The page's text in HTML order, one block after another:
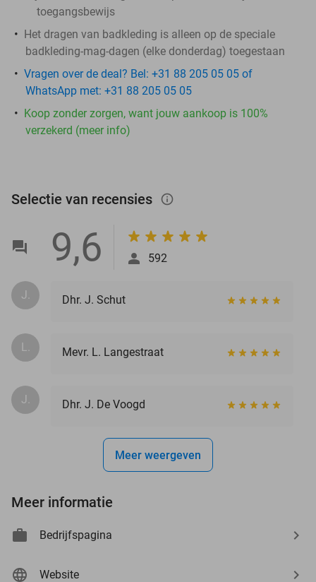
toegangsbewijs
Het dragen van badkleding is alleen op de speciale
badkleding-mag-dagen (elke donderdag) toegestaan
Vragen over de deal? Bel: +31 88 205 05 05 of
WhatsApp met: +31 88 205 05 05
Koop zonder zorgen, want jouw aankoop is 100%
verzekerd (meer info)
Selectie van recensies info_outlined
9,6 592
J. Dhr. J. Schut
L. Mevr. L. Langestraat
J. Dhr. J. De Voogd
Meer weergeven
Meer informatie
Bedrijfspagina
Website